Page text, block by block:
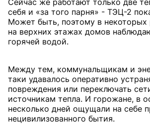
Сейчас же работают только две
себя и «за того парня» - ТЭЦ-2
Может быть, поэтому в некоторых
на верхних этажах домов
горячей водой.
Между тем, коммунальщикам и
таки удавалось оперативно
повреждения или переключать
источникам тепла. И горожане, в
несколько дней ощущали на себе
нецивилизованного бытия.